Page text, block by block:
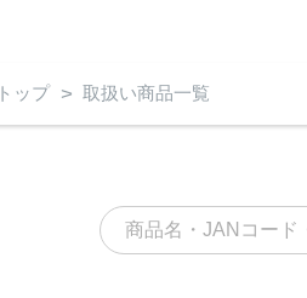
トップ 取扱い商品一覧